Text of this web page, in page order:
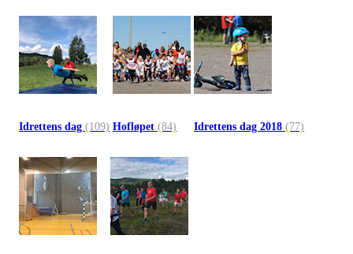
Idrettens dag (109) Hofløpet (84) Idrettens dag 2018 (77)